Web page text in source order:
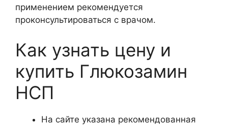
применением рекомендуется
проконсультироваться с врачом.
Как узнать цену и
купить Глюкозамин
НСП
На сайте указана рекомендованная